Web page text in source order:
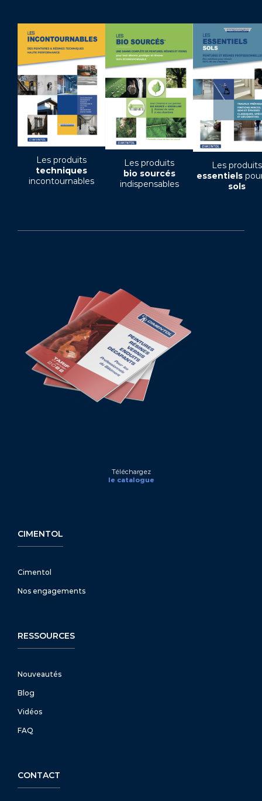
Les produits
techniques
incontournables
Les produits
bio sourcés
indispensables
Les produits
essentiels
sols
Téléchargez
le catalogue
CIMENTOL
Cimentol
Nos engagements
RESSOURCES
Nouveautés
Blog
Vidéos
FAQ
CONTACT